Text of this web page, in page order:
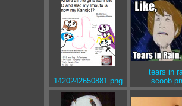
1420242650881.png
tears in